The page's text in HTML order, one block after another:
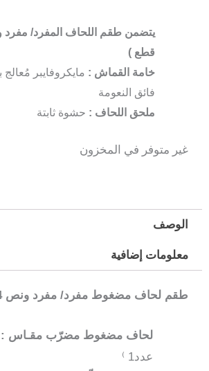
قطع )
خامة القماش : مايكروفايبر
فائق النعومة
ملحق اللحاف : حشوة ثابتة
غير متوفر في المخزون
الوصف
معلومات إضافية
طقم لحاف مضغوط مفرد/ مفرد ونص 4 قطع، بناتي
لحاف مضغوط مضرّب مقـاس :
عدد1 ⁾